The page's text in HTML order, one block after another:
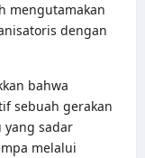
mengutamakan
dengan
bahwa
sebuah gerakan
sadar
melalui